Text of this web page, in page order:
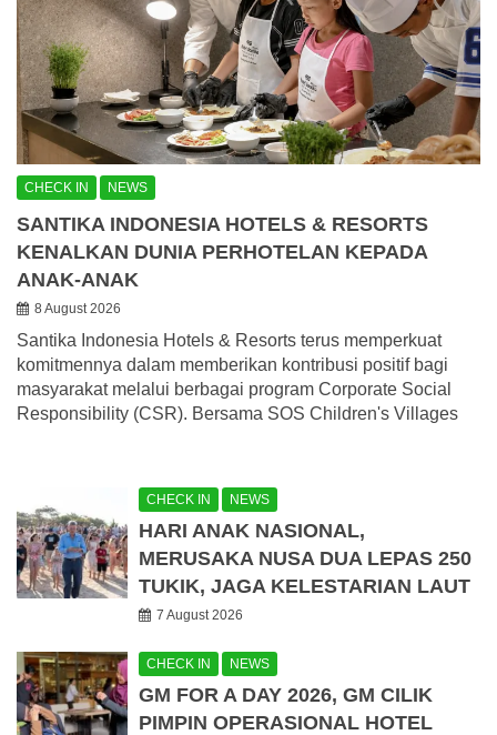
CHECK IN NEWS
SANTIKA INDONESIA HOTELS & RESORTS
KENALKAN DUNIA PERHOTELAN KEPADA
ANAK-ANAK
8 August 2026
Santika Indonesia Hotels & Resorts terus memperkuat
komitmennya dalam memberikan kontribusi positif bagi
masyarakat melalui berbagai program Corporate Social
Responsibility (CSR). Bersama SOS Children's Villages
CHECK IN NEWS
HARI ANAK NASIONAL,
MERUSAKA NUSA DUA LEPAS 250
TUKIK, JAGA KELESTARIAN LAUT
7 August 2026
CHECK IN NEWS
GM FOR A DAY 2026, GM CILIK
PIMPIN OPERASIONAL HOTEL